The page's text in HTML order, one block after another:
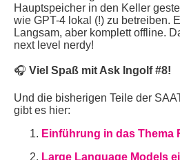
Hauptspeicher in den Keller
wie GPT-4 lokal (!) zu betreiben.
Langsam, aber komplett offline.
next level nerdy!
🎧 Viel Spaß mit Ask Ingolf #8!
Und die bisherigen Teile der
gibt es hier:
Einführung in das Thema
Large Language Models